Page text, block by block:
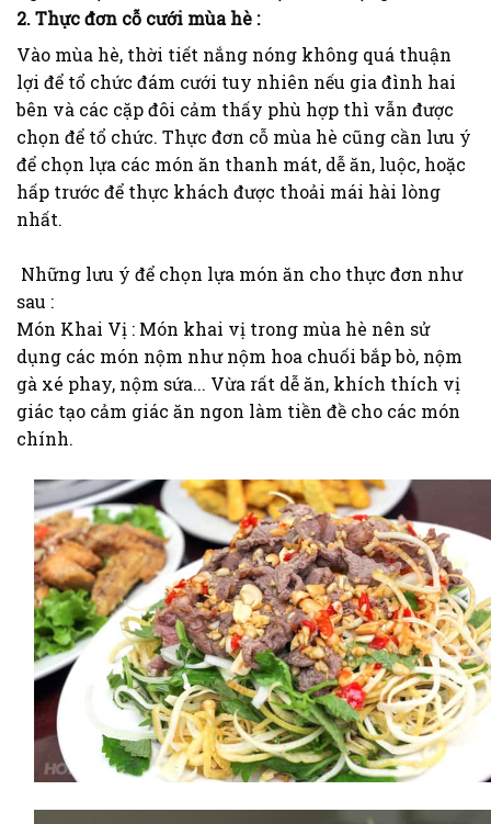
2. Thực đơn cỗ cưới mùa hè :
Vào mùa hè, thời tiết nắng nóng không quá thuận
lợi để tổ chức đám cưới tuy nhiên nếu gia đình hai
bên và các cặp đôi cảm thấy phù hợp thì vẫn được
chọn để tổ chức. Thực đơn cỗ mùa hè cũng cần lưu ý
để chọn lựa các món ăn thanh mát, dễ ăn, luộc, hoặc
hấp trước để thực khách được thoải mái hài lòng
nhất.
Những lưu ý để chọn lựa món ăn cho thực đơn như
sau :
Món Khai Vị : Món khai vị trong mùa hè nên sử
dụng các món nộm như nộm hoa chuối bắp bò, nộm
gà xé phay, nộm sứa... Vừa rất dễ ăn, khích thích vị
giác tạo cảm giác ăn ngon làm tiền đề cho các món
chính.